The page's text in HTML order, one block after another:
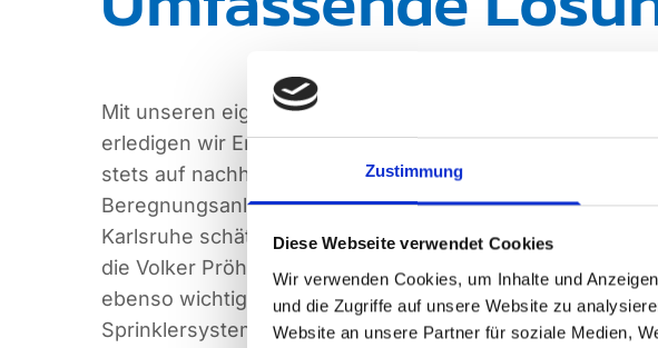
Zustimmung
Diese Webseite verwendet Cookies
Wir verwenden Cookies, um Inhalte und
und die Zugriffe auf unsere Website zu
Website an unsere Partner für soziale Medien,
Mit unseren eigenen Grabenfräsen und Einzugspflügen
erledigen wir Erdarbeiten besonders effizient. Dabei
stets auf nachhaltige Ergebnisse, sodass Ihre
Beregnungsanlage langfristig störungsfrei läuft. In der
Karlsruhe schätzen Kunden die ganzheitliche Betreuung
die Volker Pröhl GmbH: Pumpen — Karlsruhe sind für uns
ebenso wichtig wie eine durchdachte Planung moderner
Sprinklersysteme.